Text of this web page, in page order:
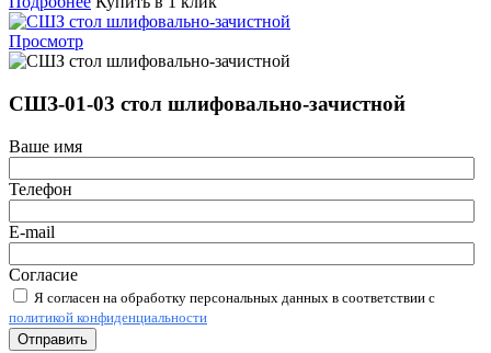
Просмотр
СШЗ-01-03 стол шлифовально-зачистной
Ваше имя
Телефон
E-mail
Согласие
Я согласен на обработку персональных данных в соответствии с
политикой конфиденциальности
Отправить